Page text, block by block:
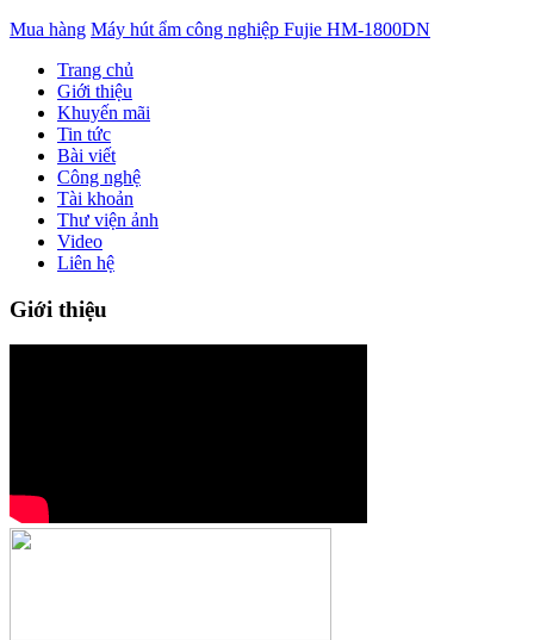
Mua hàng Máy hút ẩm công nghiệp Fujie HM-1800DN
Trang chủ
Giới thiệu
Khuyến mãi
Tin tức
Bài viết
Công nghệ
Tài khoản
Thư viện ảnh
Video
Liên hệ
Giới thiệu